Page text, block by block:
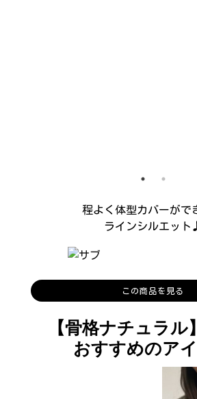
程よく体型カバーがで
ラインシルエット
この商品を見る
【骨格ナチュラル
おすすめのア